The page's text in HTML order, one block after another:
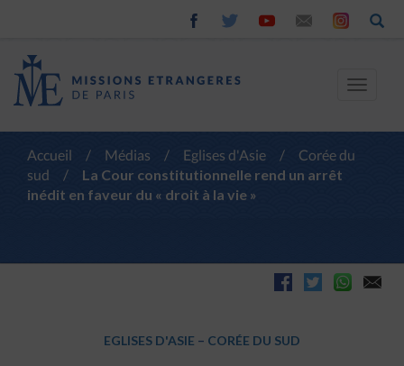
Toggle
Accueil / Médias / Eglises d'Asie /
Corée du
sud
/
La Cour constitutionnelle rend un arrêt
inédit en faveur du « droit à la vie »
EGLISES D'ASIE – CORÉE DU SUD